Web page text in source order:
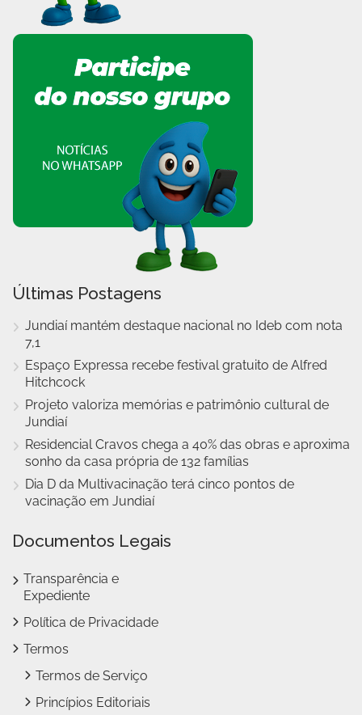
Últimas Postagens
Jundiaí mantém destaque nacional no Ideb com nota
7,1
Espaço Expressa recebe festival gratuito de Alfred
Hitchcock
Projeto valoriza memórias e patrimônio cultural de
Jundiaí
Residencial Cravos chega a 40% das obras e aproxima
sonho da casa própria de 132 famílias
Dia D da Multivacinação terá cinco pontos de
vacinação em Jundiaí
Documentos Legais
Transparência e
Expediente
Política de Privacidade
Termos
Termos de Serviço
Princípios Editoriais